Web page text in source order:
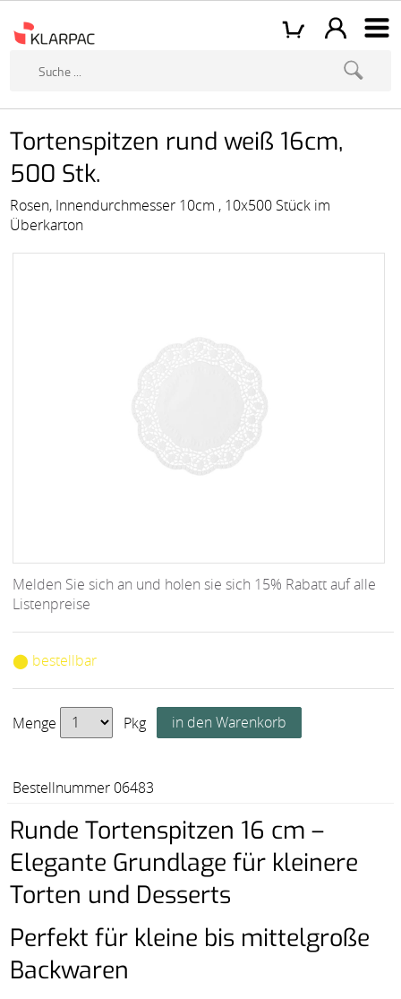
Tortenspitzen rund weiß 16cm,
500 Stk.
Rosen, Innendurchmesser 10cm , 10x500 Stück im
Überkarton
Melden Sie sich an und holen sie sich 15% Rabatt auf alle
Listenpreise
⬤ bestellbar
Menge Pkg
Bestellnummer 06483
Runde Tortenspitzen 16 cm –
Elegante Grundlage für kleinere
Torten und Desserts
Perfekt für kleine bis mittelgroße
Backwaren